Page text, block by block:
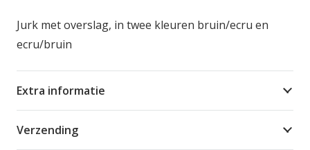
Jurk met overslag, in twee kleuren bruin/ecru en
ecru/bruin
Extra informatie
Verzending